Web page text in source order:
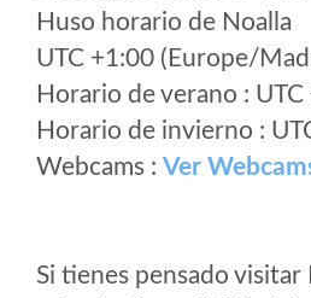
Huso horario de Noalla
UTC +1:00 (Europe/
Horario de verano :
Horario de invierno :
Webcams : Ver
Si tienes pensado visitar